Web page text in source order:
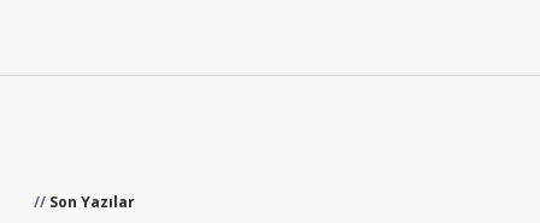
Son Yazılar